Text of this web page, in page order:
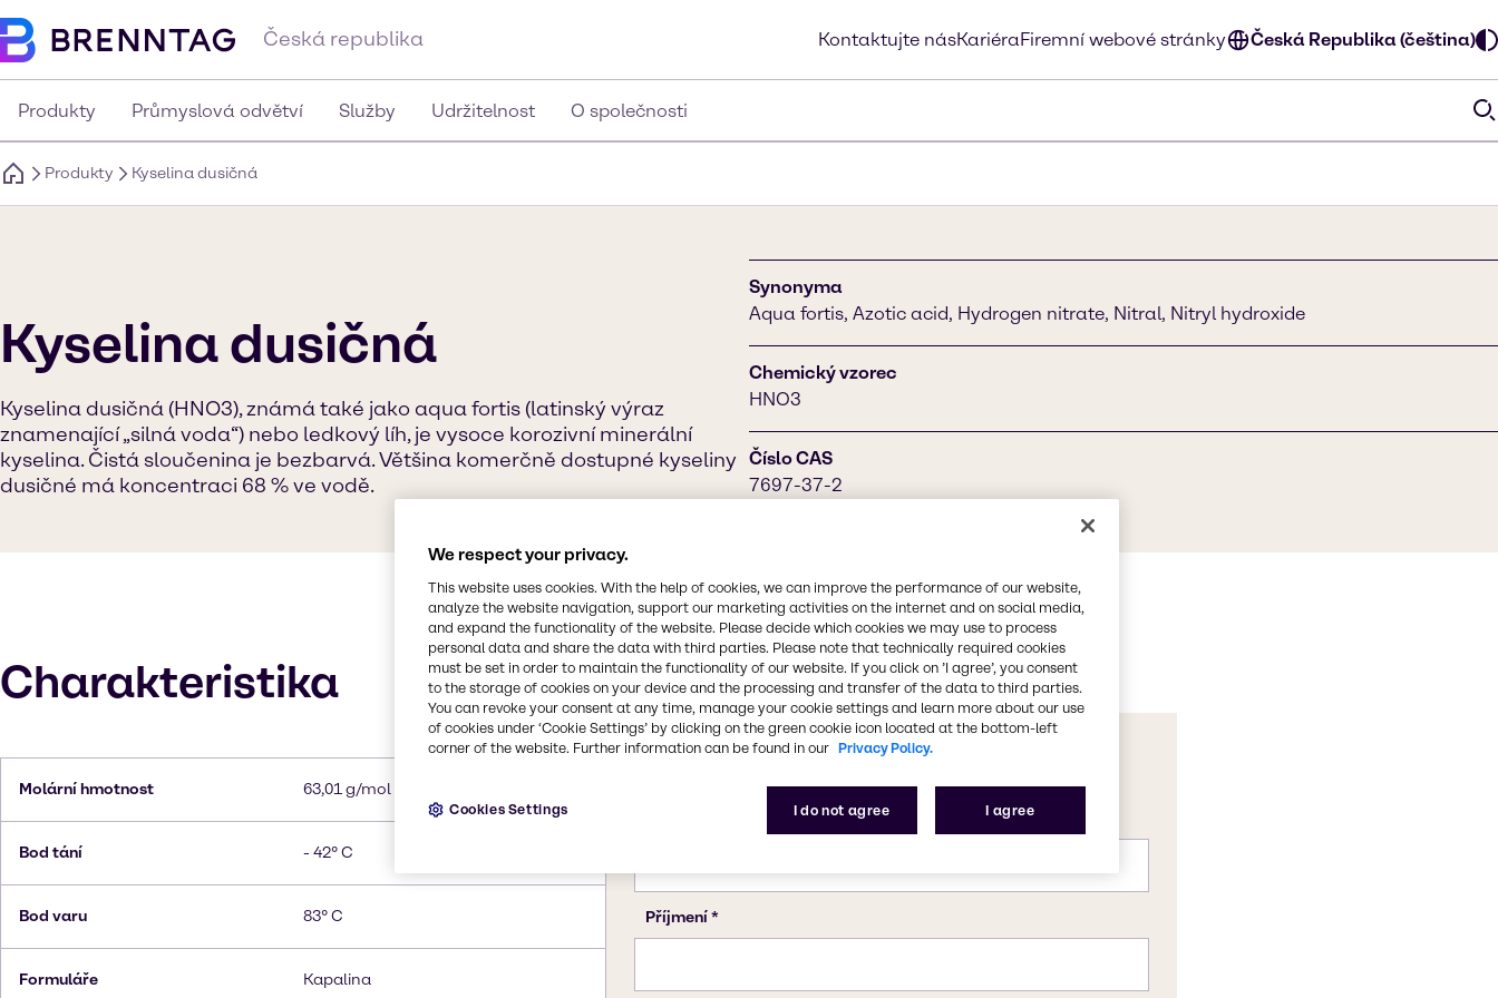
Česká republika Kontaktujte násKariéraFiremní webové stránky Česká Republika (čeština)
Produkty Průmyslová odvětví Služby Udržitelnost O společnosti
Produkty Kyselina dusičná
Kyselina dusičná
Kyselina dusičná (HNO3), známá také jako aqua fortis (latinský výraz
znamenající „silná voda“) nebo ledkový líh, je vysoce korozivní minerální
kyselina. Čistá sloučenina je bezbarvá. Většina komerčně dostupné kyseliny
dusičné má koncentraci 68 % ve vodě.
Synonyma
Aqua fortis, Azotic acid, Hydrogen nitrate, Nitral, Nitryl hydroxide
Chemický vzorec
HNO3
Číslo CAS
7697-37-2
Charakteristika
Molární hmotnost 63,01 g/mol
Bod tání - 42° C
Bod varu 83° C
Formuláře Kapalina
We respect your privacy.
This website uses cookies. With the help of cookies, we can improve the performance of our website,
analyze the website navigation, support our marketing activities on the internet and on social media,
and expand the functionality of the website. Please decide which cookies we may use to process
personal data and share the data with third parties. Please note that technically required cookies
must be set in order to maintain the functionality of our website. If you click on ’I agree’, you consent
to the storage of cookies on your device and the processing and transfer of the data to third parties.
You can revoke your consent at any time, manage your cookie settings and learn more about our use
of cookies under ‘Cookie Settings’ by clicking on the green cookie icon located at the bottom-left
corner of the website. Further information can be found in our Privacy Policy.
I do not agree I agree
Cookies Settings